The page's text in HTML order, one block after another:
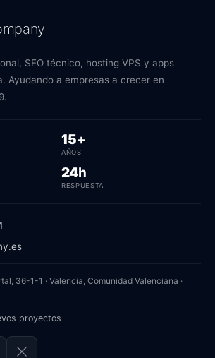
SEO técnico, hosting VPS y apps
Ayudando a empresas a crecer en
15+años
AÑOS
24hhoras de respuesta
RESPUESTA
36-1-1 · Valencia, Comunidad Valenciana ·
proyectos